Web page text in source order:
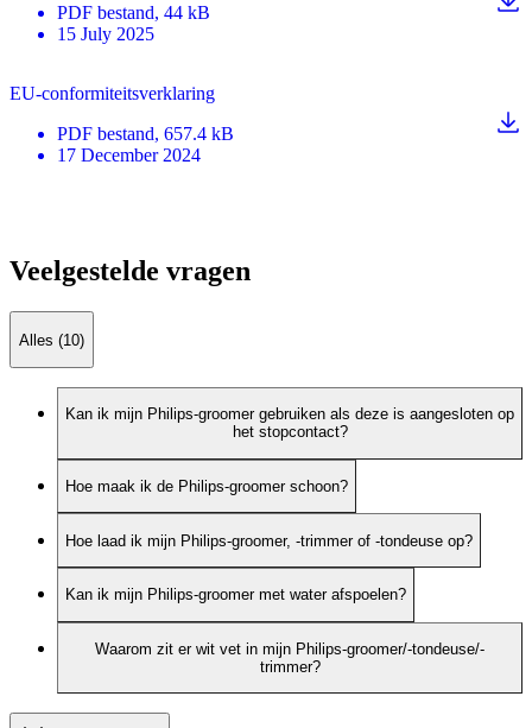
PDF bestand, 44 kB
15 July 2025
EU-conformiteitsverklaring
PDF bestand, 657.4 kB
17 December 2024
Veelgestelde vragen
Alles (10)
Kan ik mijn Philips-groomer gebruiken als deze is aangesloten op
het stopcontact?
Hoe maak ik de Philips-groomer schoon?
Hoe laad ik mijn Philips-groomer, -trimmer of -tondeuse op?
Kan ik mijn Philips-groomer met water afspoelen?
Waarom zit er wit vet in mijn Philips-groomer/-tondeuse/-
trimmer?